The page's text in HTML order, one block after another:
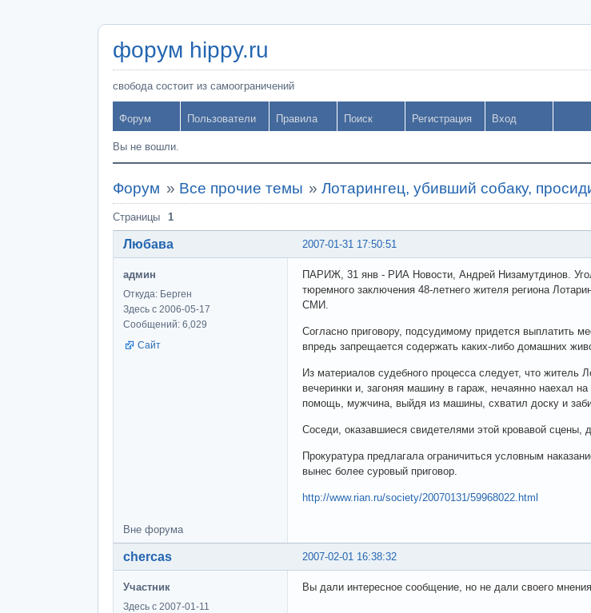
форум hippy.ru
свобода состоит из самоограничений
Форум Пользователи Правила Поиск Регистрация Вход
Вы не вошли.
Форум » Все прочие темы »Лотарингец, убивший собаку,
Страницы 1
2007-01-31 17:50:51
Любава
админ
Откуда: Берген
Здесь с 2006-05-17
Сообщений: 6,029
Сайт
ПАРИЖ, 31 янв - РИА Новости, Андрей Низамутдинов.
тюремного заключения 48-летнего жителя региона
СМИ.
Согласно приговору, подсудимому придется выплатить
впредь запрещается содержать каких-либо домашних
Из материалов судебного процесса следует, что житель
вечеринки и, загоняя машину в гараж, нечаянно наехал
помощь, мужчина, выйдя из машины, схватил доску и
Соседи, оказавшиеся свидетелями этой кровавой сцены,
Прокуратура предлагала ограничиться условным
вынес более суровый приговор.
http://www.rian.ru/society/20070131/59968022.html
Вне форума
2007-02-01 16:38:32
chercas
Участник
Здесь с 2007-01-11
Вы дали интересное сообщение, но не дали своего